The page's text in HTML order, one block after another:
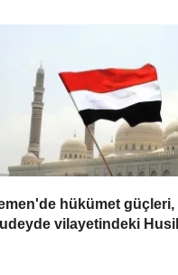
hükümet güçleri,
vilayetindeki